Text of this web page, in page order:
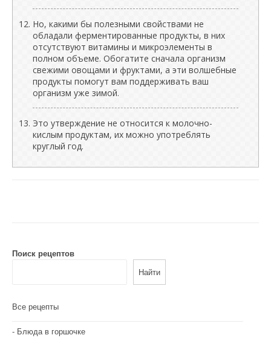
Но, какими бы полезными свойствами не
обладали ферментированные продукты, в них
отсутствуют витамины и микроэлементы в
полном объеме. Обогатите сначала организм
свежими овощами и фруктами, а эти волшебные
продукты помогут вам поддерживать ваш
организм уже зимой.
Это утверждение не относится к молочно-
кислым продуктам, их можно употреблять
круглый год.
Поиск рецептов
Найти
Все рецепты
Блюда в горшочке